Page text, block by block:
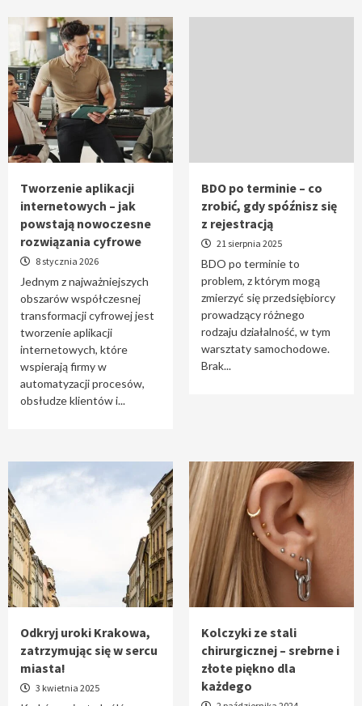
Tworzenie aplikacji
internetowych – jak
powstają nowoczesne
rozwiązania cyfrowe
8 stycznia 2026
Jednym z najważniejszych
obszarów współczesnej
transformacji cyfrowej jest
tworzenie aplikacji
internetowych, które
wspierają firmy w
automatyzacji procesów,
obsłudze klientów i...
BDO po terminie – co
zrobić, gdy spóźnisz się
z rejestracją
21 sierpnia 2025
BDO po terminie to
problem, z którym mogą
zmierzyć się przedsiębiorcy
prowadzący różnego
rodzaju działalność, w tym
warsztaty samochodowe.
Brak...
Odkryj uroki Krakowa,
zatrzymując się w sercu
miasta!
3 kwietnia 2025
Kolczyki ze stali
chirurgicznej – srebrne i
złote piękno dla
każdego